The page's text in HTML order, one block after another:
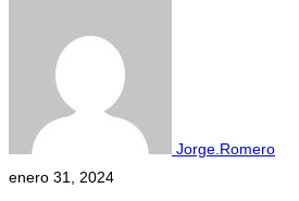
Jorge.Romero
enero 31, 2024